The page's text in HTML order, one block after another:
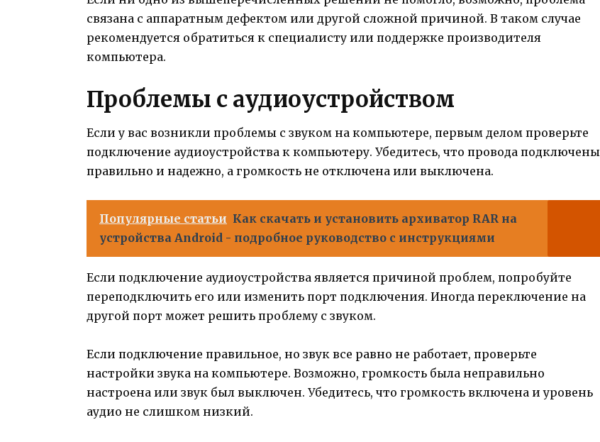
связана с аппаратным дефектом или другой сложной причиной. В таком случае
рекомендуется обратиться к специалисту или поддержке производителя
компьютера.
Проблемы с аудиоустройством
Если у вас возникли проблемы с звуком на компьютере, первым делом проверьте
подключение аудиоустройства к компьютеру. Убедитесь, что провода подключены
правильно и надежно, а громкость не отключена или выключена.
Популярные статьи Как скачать и установить архиватор RAR на
устройства Android - подробное руководство с инструкциями
Если подключение аудиоустройства является причиной проблем, попробуйте
переподключить его или изменить порт подключения. Иногда переключение на
другой порт может решить проблему с звуком.
Если подключение правильное, но звук все равно не работает, проверьте
настройки звука на компьютере. Возможно, громкость была неправильно
настроена или звук был выключен. Убедитесь, что громкость включена и уровень
аудио не слишком низкий.